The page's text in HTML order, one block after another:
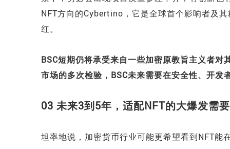
NFT方向的Cybertino，它是全球首个影响者及
红。
BSC短期仍将承受来自一些加密原教旨主义者
市场的多次检验，BSC未来需要在安全性、开发
03 未来3到5年，适配NFT的大爆发需
坦率地说，加密货币行业可能更希望看到NFT能